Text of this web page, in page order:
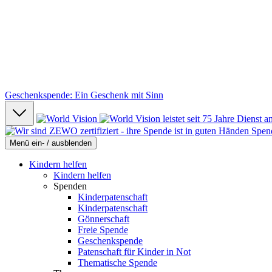
Geschenkspende: Ein Geschenk mit Sinn
Menü ein- / ausblenden
Kindern helfen
Kindern helfen
Spenden
Kinderpatenschaft
Kinderpatenschaft
Gönnerschaft
Freie Spende
Geschenkspende
Patenschaft für Kinder in Not
Thematische Spende